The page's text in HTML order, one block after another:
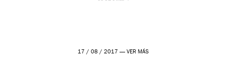
17 / 08 / 2017 — VER MÁS